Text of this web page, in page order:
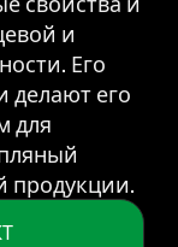
и
Его
делают его
для
продукции.